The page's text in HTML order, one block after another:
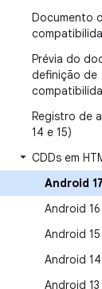
Documento
Prévia do
definição de
Registro de
14 e 15)
CDDs em
Android
Android 16
Android 15
Android 14
Android 13